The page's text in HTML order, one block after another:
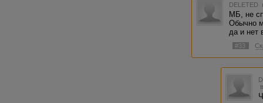
DELETED
МБ, не
Обычно
да и нет
#33